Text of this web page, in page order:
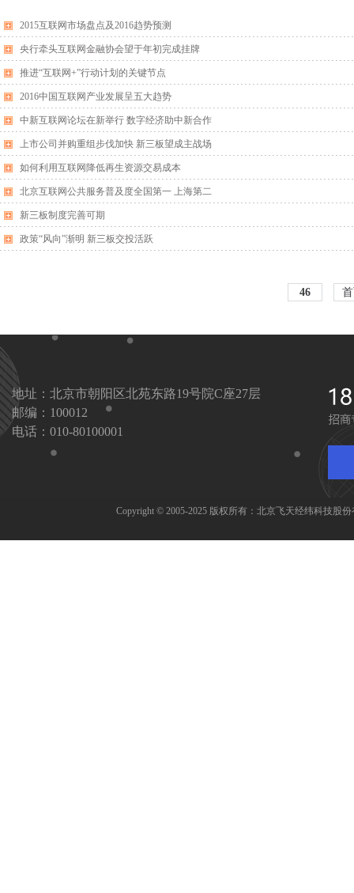
2015互联网市场盘点及2016趋势预测
央行牵头互联网金融协会望于年初完成挂牌
推进“互联网+”行动计划的关键节点
2016中国互联网产业发展呈五大趋势
中新互联网论坛在新举行 数字经济助中新合作
上市公司并购重组步伐加快 新三板望成主战场
如何利用互联网降低再生资源交易成本
北京互联网公共服务普及度全国第一 上海第二
新三板制度完善可期
政策“风向”渐明 新三板交投活跃
46
地址：北京市朝阳区北苑东路19号院C座27层
邮编：100012
电话：010-80100001
Copyright © 2005-2025 版权所有：北京飞天经纬科技股